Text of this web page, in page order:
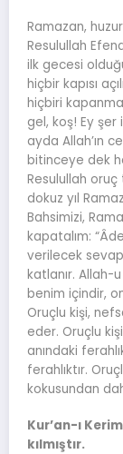
Ramazan,
Resulullah
ilk gecesi
hiçbir kapısı
hiçbiri
gel, koş! Ey
ayda Allah’ın
bitinceye dek
Resulullah oruç
dokuz yıl
Bahsimizi,
kapatalım:
verilecek
katlanır. Allah-
benim içindir,
Oruçlu kişi,
eder. Oruçlu
anındaki
ferahlıktır.
kokusundan
Kur’an-ı
kılmıştır.